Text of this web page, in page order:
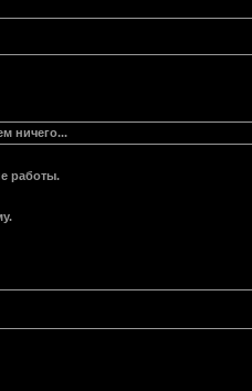
ничего...
работы.